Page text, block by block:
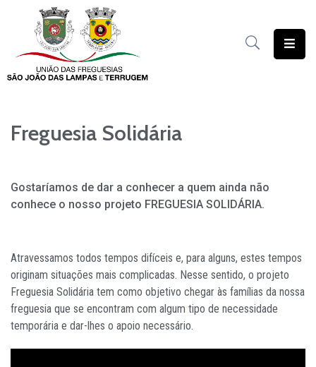
União
das
Contratação
Pública
Solidária
Documentação
Serviços
Notícias
Contactos
Freguesia Solidária
Gostaríamos de dar a conhecer a quem ainda não
conhece o nosso projeto FREGUESIA SOLIDÁRIA.
Atravessamos todos tempos difíceis e, para alguns, estes tempos
originam situações mais complicadas. Nesse sentido, o projeto
Freguesia Solidária tem como objetivo chegar às famílias da nossa
freguesia que se encontram com algum tipo de necessidade
temporária e dar-lhes o apoio necessário.